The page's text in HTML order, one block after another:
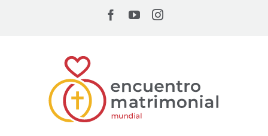
Facebook
YouTubeInstagram